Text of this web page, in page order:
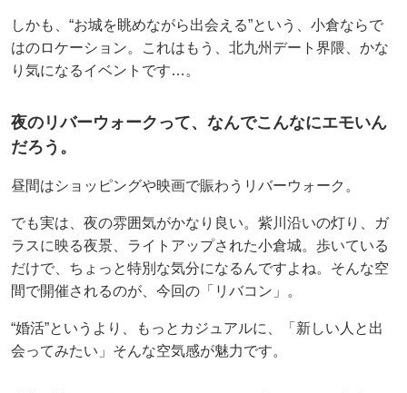
しかも、“お城を眺めながら出会える”という、小倉ならで
はのロケーション。これはもう、北九州デート界隈、かな
り気になるイベントです…。
夜のリバーウォークって、なんでこんなにエモいん
だろう。
昼間はショッピングや映画で賑わうリバーウォーク。
でも実は、夜の雰囲気がかなり良い。紫川沿いの灯り、ガ
ラスに映る夜景、ライトアップされた小倉城。歩いている
だけで、ちょっと特別な気分になるんですよね。そんな空
間で開催されるのが、今回の「リバコン」。
“婚活”というより、もっとカジュアルに、「新しい人と出
会ってみたい」そんな空気感が魅力です。